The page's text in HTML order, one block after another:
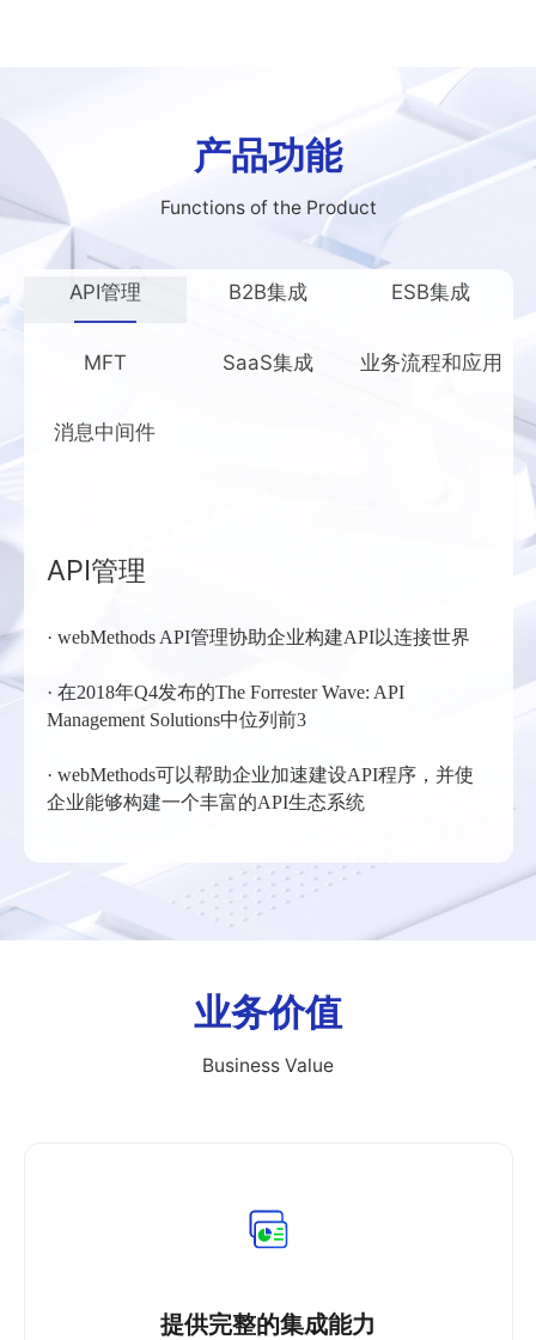
产品功能
Functions of the Product
API管理 B2B集成 ESB集成
MFT SaaS集成 业务流程和应用
消息中间件
API管理
· webMethods API管理协助企业构建API以连接世界
· 在2018年Q4发布的The Forrester Wave: API
Management Solutions中位列前3
· webMethods可以帮助企业加速建设API程序，并使
企业能够构建一个丰富的API生态系统
业务价值
Business Value
提供完整的集成能力